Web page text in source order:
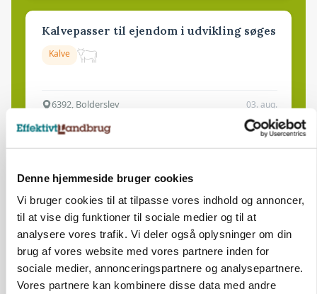
Denne hjemmeside bruger cookies
Vi bruger cookies til at tilpasse vores indhold og annoncer,
til at vise dig funktioner til sociale medier og til at
analysere vores trafik. Vi deler også oplysninger om din
brug af vores website med vores partnere inden for
sociale medier, annonceringspartnere og analysepartnere.
Vores partnere kan kombinere disse data med andre
Kalvepasser til ejendom i udvikling søges
Kalve
6392, Bolderslev 03. aug.
Klimastald
9670, Løgstør